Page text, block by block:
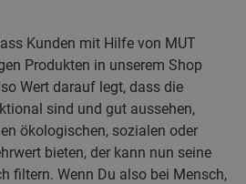
Kunden mit Hilfe von MUT
Produkten in unserem Shop
Wert darauf legt, dass die
sind und gut aussehen,
ökologischen, sozialen oder
bieten, der kann nun seine
filtern. Wenn Du also bei Mensch,